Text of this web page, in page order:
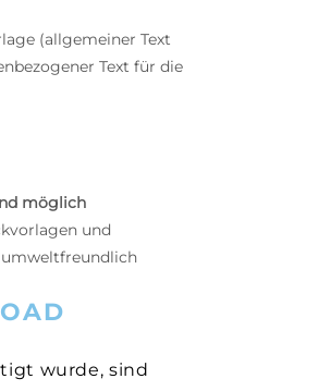
(allgemeiner Text
Text für die
möglich
und
wurde, sind